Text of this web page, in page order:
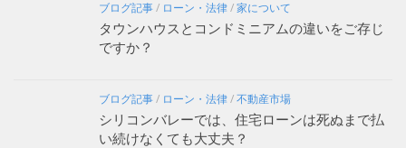
ブログ記事/ ローン・法律/家について
タウンハウスとコンドミニアムの違いをご存じ
ですか？
ブログ記事/ ローン・法律/不動産市場
シリコンバレーでは、住宅ローンは死ぬまで払
い続けなくても大丈夫？